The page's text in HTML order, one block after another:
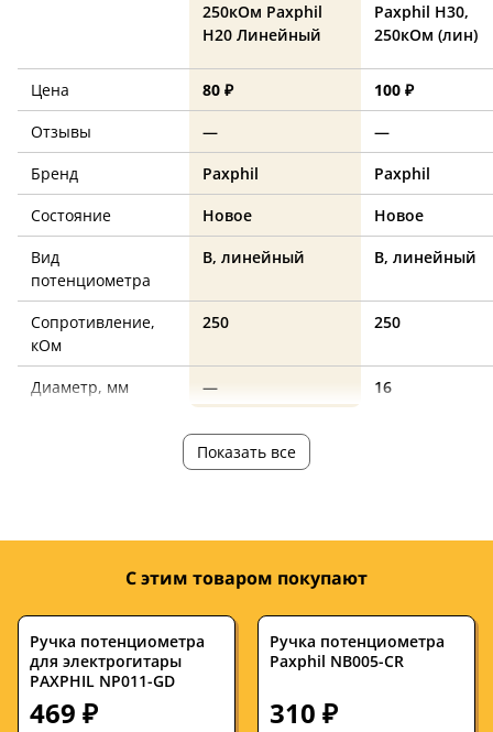
250кОм Paxphil
H20 Линейный
Paxphil H30,
250кОм (лин)
Цена 80 ₽
100 ₽
Отзывы
—
—
Бренд
Paxphil
Paxphil
Состояние
Новое
Новое
Вид
потенциометра
B, линейный B, линейный
Сопротивление,
кОм
250 250
Диаметр, мм — 16
Показать все
С этим товаром покупают
Ручка потенциометра
для электрогитары
PAXPHIL NP011-GD
469 ₽
Ручка потенциометра
Paxphil NB005-CR
310 ₽